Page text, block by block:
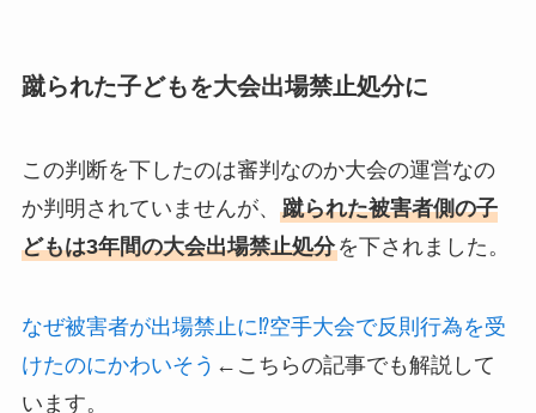
蹴られた子どもを大会出場禁止処分に
この判断を下したのは審判なのか大会の運営なの
か判明されていませんが、 蹴られた被害者側の子
どもは3年間の大会出場禁止処分を下されました。
なぜ被害者が出場禁止に⁉空手大会で反則行為を受
けたのにかわいそう ←こちらの記事でも解説して
います。